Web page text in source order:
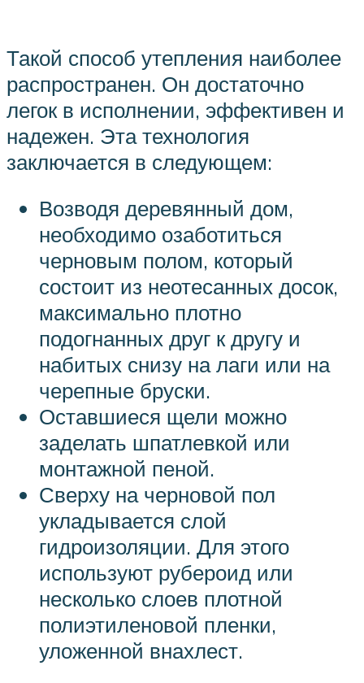
Такой способ утепления наиболее
распространен. Он достаточно
легок в исполнении, эффективен и
надежен. Эта технология
заключается в следующем:
Возводя деревянный дом,
необходимо озаботиться
черновым полом, который
состоит из неотесанных досок,
максимально плотно
подогнанных друг к другу и
набитых снизу на лаги или на
черепные бруски.
Оставшиеся щели можно
заделать шпатлевкой или
монтажной пеной.
Сверху на черновой пол
укладывается слой
гидроизоляции. Для этого
используют рубероид или
несколько слоев плотной
полиэтиленовой пленки,
уложенной внахлест.